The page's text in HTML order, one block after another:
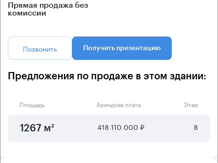
Прямая продажа без
комиссии
Позвонить Получить презентацию
Предложения по продаже в этом здании:
Площадь Арендная плата Этаж
1267 м² 418 110 000 ₽ 8